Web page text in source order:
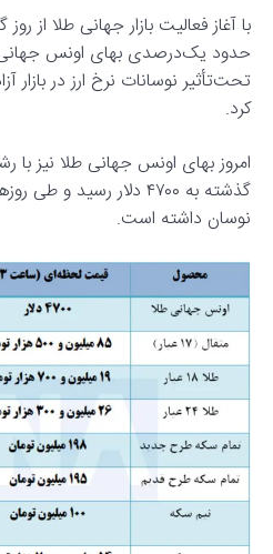
با آغاز فعالیت بازار جهانی طلا از
حدود یک‌درصدی بهای اونس جهانی،
تحت‌تأثیر نوسانات نرخ ارز در بازار
کرد.
گذشته به ۴۷۰۰ دلار
نوسان داشته است.